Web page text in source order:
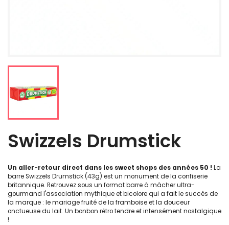
Swizzels Drumstick
Un aller-retour direct dans les sweet shops des années 50 ! La
barre Swizzels Drumstick (43g) est un monument de la confiserie
britannique. Retrouvez sous un format barre à mâcher ultra-
gourmand l'association mythique et bicolore qui a fait le succès de
la marque : le mariage fruité de la framboise et la douceur
onctueuse du lait. Un bonbon rétro tendre et intensément nostalgique
!